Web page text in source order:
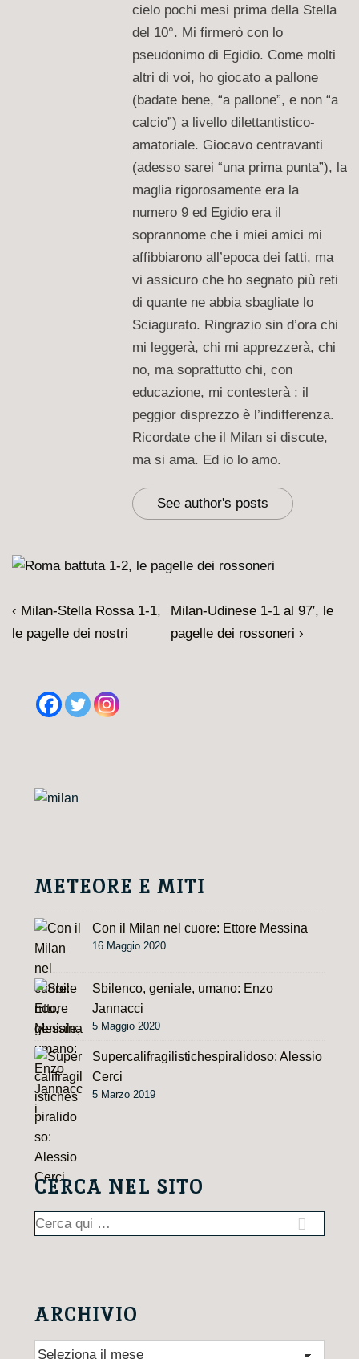
cielo pochi mesi prima della Stella
del 10°. Mi firmerò con lo
pseudonimo di Egidio. Come molti
altri di voi, ho giocato a pallone
(badate bene, “a pallone”, e non “a
calcio”) a livello dilettantistico-
amatoriale. Giocavo centravanti
(adesso sarei “una prima punta”), la
maglia rigorosamente era la
numero 9 ed Egidio era il
soprannome che i miei amici mi
affibbiarono all’epoca dei fatti, ma
vi assicuro che ho segnato più reti
di quante ne abbia sbagliate lo
Sciagurato. Ringrazio sin d’ora chi
mi leggerà, chi mi apprezzerà, chi
no, ma soprattutto chi, con
educazione, mi contesterà : il
peggior disprezzo è l’indifferenza.
Ricordate che il Milan si discute,
ma si ama. Ed io lo amo.
See author's posts
Navigazione
articoli
L'articolo
precedente
‹ Milan-Stella Rossa 1-1,
le pagelle dei nostri
Il
prossimo
Milan-Udinese 1-1 al 97′, le
pagelle dei rossoneri ›
METEORE E MITI
Con il Milan nel cuore: Ettore Messina
16 Maggio 2020
Sbilenco, geniale, umano: Enzo
Jannacci
5 Maggio 2020
Supercalifragilistichespiralidoso: Alessio
Cerci
5 Marzo 2019
CERCA NEL SITO
Cerca:
ARCHIVIO
Archivio